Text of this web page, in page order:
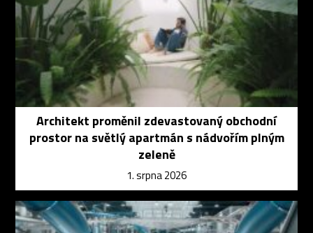
Architekt proměnil zdevastovaný obchodní
prostor na světlý apartmán s nádvořím plným
zeleně
1. srpna 2026